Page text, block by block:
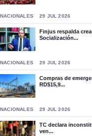
NACIONALES 29 JUL 2026
Finjus respalda
Socialización...
NACIONALES 29 JUL 2026
Compras de
RD$15,9...
NACIONALES 29 JUL 2026
TC declara
ven...